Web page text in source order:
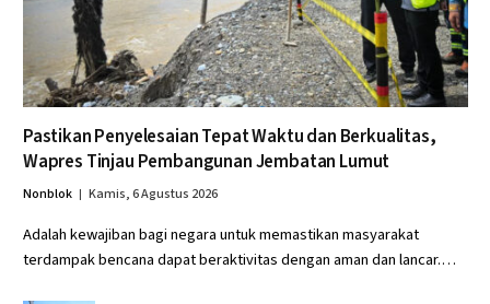
Pastikan Penyelesaian Tepat Waktu dan Berkualitas,
Wapres Tinjau Pembangunan Jembatan Lumut
Nonblok Kamis, 6 Agustus 2026
Adalah kewajiban bagi negara untuk memastikan masyarakat
terdampak bencana dapat beraktivitas dengan aman dan lancar.…